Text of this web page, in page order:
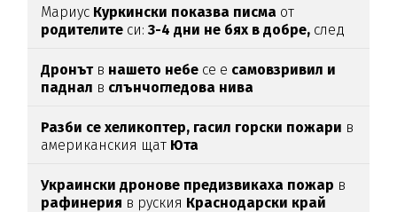
Мариус Куркински показва писма от
родителите си:3-4 дни не бях в добре, след
Дронътв нашето небе се е самовзривил и
паднал в слънчогледова нива
Разби се хеликоптер, гасил горски пожари в
американския щат Юта
Украински дронове предизвикаха пожар в
рафинерия в руския Краснодарски край